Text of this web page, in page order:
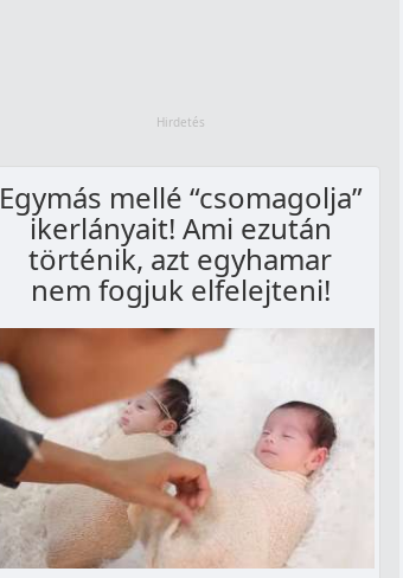
Egymás mellé “csomagolja”
ikerlányait! Ami ezután
történik, azt egyhamar
nem fogjuk elfelejteni!